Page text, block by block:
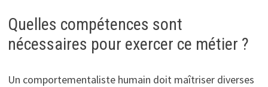
Quelles compétences sont
nécessaires pour exercer ce métier ?
Un comportementaliste humain doit maîtriser diverses